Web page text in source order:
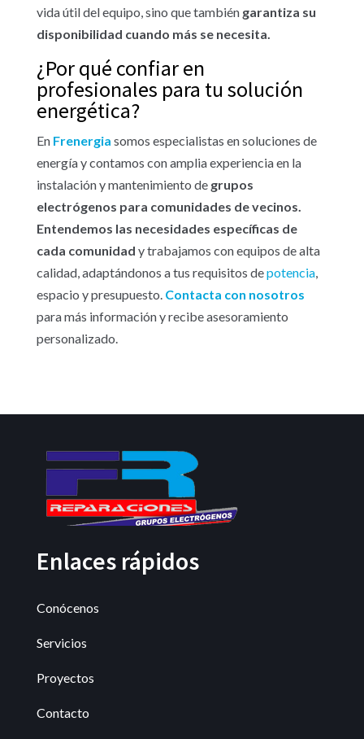
vida útil del equipo, sino que también garantiza su
disponibilidad cuando más se necesita.
¿Por qué confiar en
profesionales para tu solución
energética?
EnFrenergia somos especialistas en soluciones de
energía y contamos con amplia experiencia en la
instalación y mantenimiento de grupos
electrógenos para comunidades de vecinos.
Entendemos las necesidades específicas de
cada comunidad y trabajamos con equipos de alta
calidad, adaptándonos a tus requisitos depotencia,
espacio y presupuesto. Contacta con nosotros
para más información y recibe asesoramiento
personalizado.
Enlaces rápidos
Conócenos
Servicios
Proyectos
Contacto